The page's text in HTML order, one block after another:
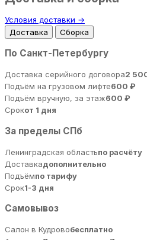
Условия доставки →
Доставка
Сборка
По Санкт-Петербургу
Доставка серийного договора2
Подъём на грузовом лифте600 ₽
Подъём вручную, за этаж600 ₽
Срокот 1 дня
За пределы СПб
Ленинградская областьпо расчёту
Доставкадополнительно
Подъёмпо тарифу
Срок1-3 дня
Самовывоз
Салон в Кудровобесплатно